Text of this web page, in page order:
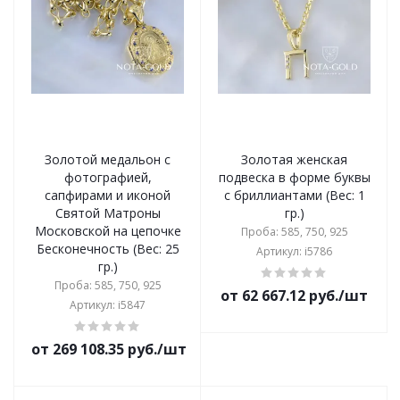
Золотой медальон с
фотографией,
сапфирами и иконой
Святой Матроны
Московской на цепочке
Бесконечность (Вес: 25
гр.)
Проба: 585, 750, 925
Артикул: i5847
от 269 108.35 руб./шт
Золотая женская
подвеска в форме буквы
с бриллиантами (Вес: 1
гр.)
Проба: 585, 750, 925
Артикул: i5786
от 62 667.12 руб./шт